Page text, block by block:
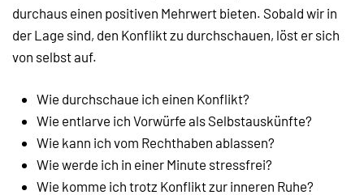
durchaus einen positiven Mehrwert bieten. Sobald wir in
der Lage sind, den Konflikt zu durchschauen, löst er sich
von selbst auf.
Wie durchschaue ich einen Konflikt?
Wie entlarve ich Vorwürfe als Selbstauskünfte?
Wie kann ich vom Rechthaben ablassen?
Wie werde ich in einer Minute stressfrei?
Wie komme ich trotz Konflikt zur inneren Ruhe?